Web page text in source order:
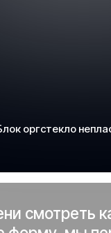
оргстекло
смотреть